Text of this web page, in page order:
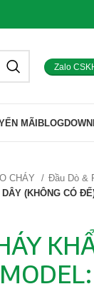
Zalo
MÃIBLOG
CHÁY
Đầu Dò &
(KHÔNG CÓ